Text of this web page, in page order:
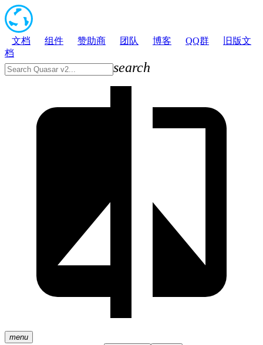
文档 组件 赞助商 团队 博客 QQ群
旧版文
档
search
menu